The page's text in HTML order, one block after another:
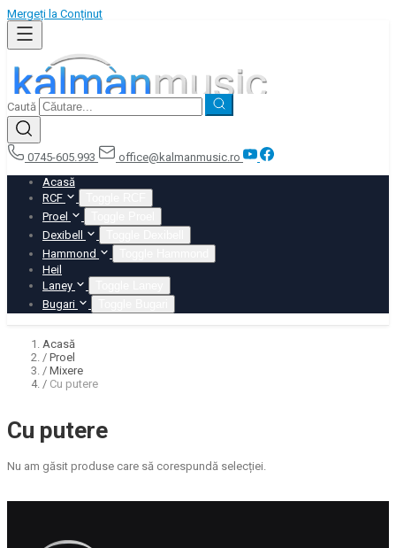
Mergeți la Conținut
Caută
0745-605.993
office@kalmanmusic.ro
Acasă
RCF
Proel
Dexibell
Hammond
Heil
Laney
Bugari
Acasă
/ Proel
/ Mixere
/ Cu putere
Cu putere
Nu am găsit produse care să corespundă selecției.